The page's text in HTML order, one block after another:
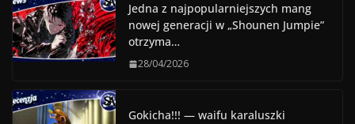
Jedna z najpopularniejszych mang
nowej generacji w „Shounen Jumpie”
otrzyma…
28/04/2026
Gokicha!!! — waifu karaluszki